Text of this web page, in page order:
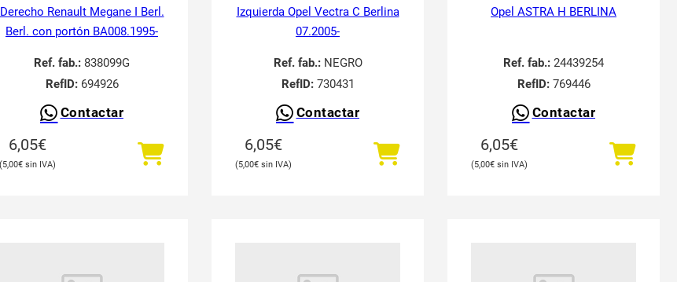
Derecho Renault Megane I Berl.
Berl. con portón BA008.1995-
Ref. fab.: 838099G
RefID:694926
Contactar
6,05€
5,00€
Izquierda Opel Vectra C Berlina
07.2005-
Ref. fab.:NEGRO
RefID:730431
Contactar
6,05€
5,00€
Opel ASTRA H BERLINA
Ref. fab.: 24439254
RefID:769446
Contactar
6,05€
5,00€